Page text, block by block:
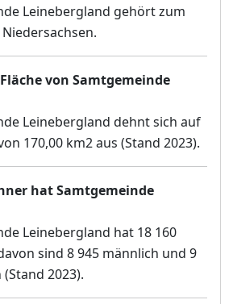
Leinebergland gehört zum
von Samtgemeinde
Leinebergland dehnt sich auf
170,00 km2 aus (Stand 2023).
hat Samtgemeinde
Leinebergland hat 18 160
sind 8 945 männlich und 9
2023).